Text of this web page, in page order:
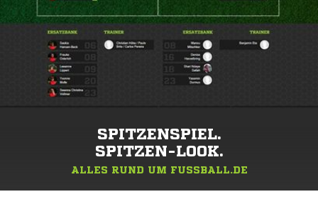
SPITZENSPIEL.
SPITZEN-LOOK.
ALLES RUND UM FUSSBALL.DE